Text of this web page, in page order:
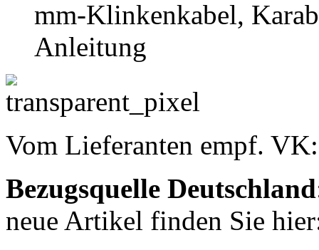
mm-Klinkenkabel,
Anleitung
Vom Lieferanten empf.
Bezugsquelle Deutschland
neue Artikel finden Sie